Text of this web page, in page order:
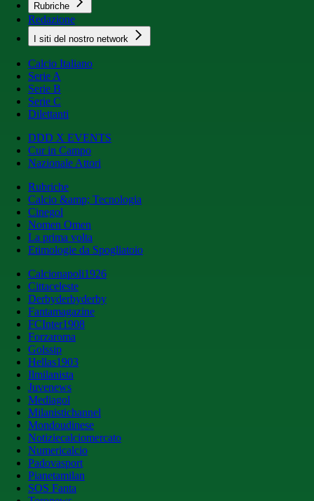
Rubriche
Redazione
I siti del nostro network
Calcio Italiano
Serie A
Serie B
Serie C
Dilettanti
DDD X EVENTS
Cur in Campo
Nazionale Attori
Rubriche
Calcio &amp; Tecnologia
Cinegol
Nomen Omen
La prima volta
Etimologie da Spogliatoio
Calcionapoli1926
Cittaceleste
Derbyderbyderby
Fantamagazine
FCInter1908
Forzaroma
Golssip
Hellas1903
Ilmilanista
Juvenews
Mediagol
Milanistichannel
Mondoudinese
Notiziecalciomercato
Numericalcio
Padovasport
Pianetamilan
SOS Fanta